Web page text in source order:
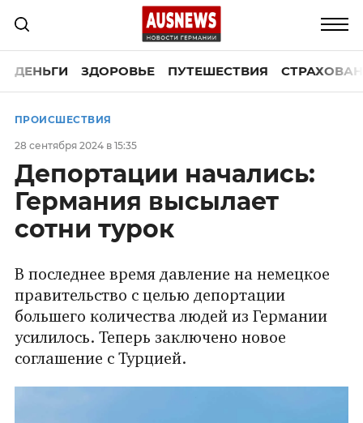
ДЕНЬГИ ЗДОРОВЬЕ ПУТЕШЕСТВИЯ
ПРОИСШЕСТВИЯ
28 сентября 2024 в 15:35
Депортации начались:
Германия высылает
сотни турок
В последнее время давление на немецкое
правительство с целью депортации
большего количества людей из Германии
усилилось. Теперь заключено новое
соглашение с Турцией.